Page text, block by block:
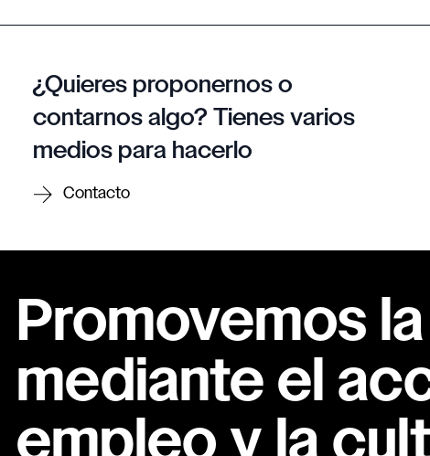
¿Quieres proponernos o
contarnos algo? Tienes varios
medios para hacerlo
Contacto
Promovemos
mediante el
empleo y la